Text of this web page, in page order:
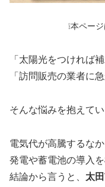
❕本ペー
「太陽光をつければ
「訪問販売の業者に
そんな悩みを抱えて
電気代が高騰するな
発電や蓄電池の導入
結論から言うと、 太